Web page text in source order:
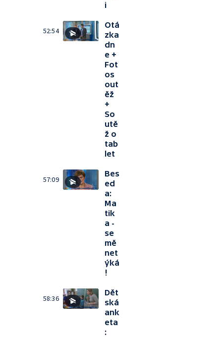
i
52:54
Otá
zka
dn
e +
Fot
os
out
ěž
+
So
utě
ž o
tab
let
57:09
Bes
ed
a:
Ma
tik
a -
se
mě
net
ýká
!
58:36
Dět
ská
ank
eta
: